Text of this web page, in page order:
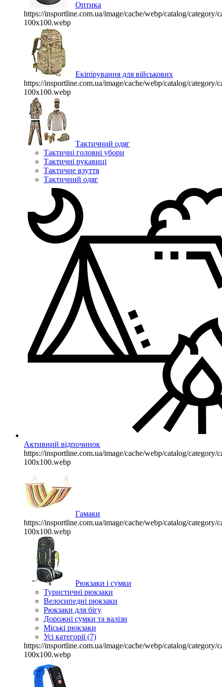
Оптика
https://insportline.com.ua/image/cache/webp/catalog/category/
100x100.webp
Екіпірування для військових
https://insportline.com.ua/image/cache/webp/catalog/category/
100x100.webp
Тактичний одяг
Тактичні головні убори
Тактичні рукавиці
Тактичне взуття
Тактичний одяг
Активний відпочинок
https://insportline.com.ua/image/cache/webp/catalog/category/
100x100.webp
Гамаки
https://insportline.com.ua/image/cache/webp/catalog/category/
100x100.webp
Рюкзаки і сумки
Туристичні рюкзаки
Велосипедні рюкзаки
Рюкзаки для бігу
Дорожні сумки та валізи
Міські рюкзаки
Усі категорії (7)
https://insportline.com.ua/image/cache/webp/catalog/category/
100x100.webp